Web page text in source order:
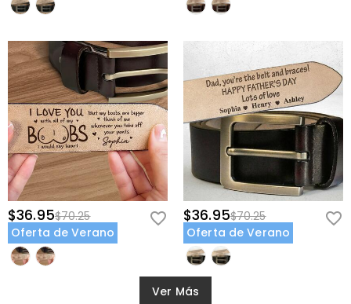
$36.95$70.25
Oferta de Verano
$36.95$70.25
Oferta de Verano
Ver Más